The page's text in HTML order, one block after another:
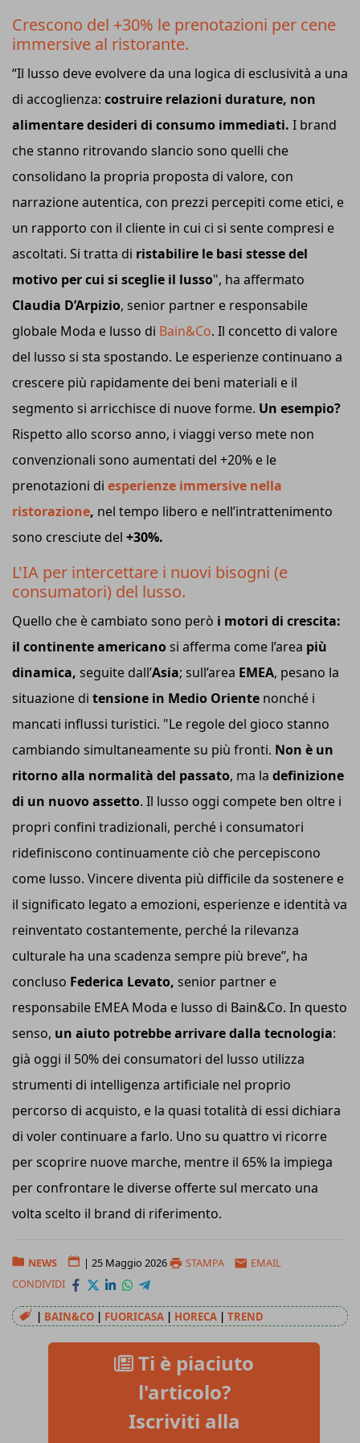
Crescono del +30% le prenotazioni per cene
immersive al ristorante.
“Il lusso deve evolvere da una logica di esclusività a una
di accoglienza: costruire relazioni durature, non
alimentare desideri di consumo immediati. I brand
che stanno ritrovando slancio sono quelli che
consolidano la propria proposta di valore, con
narrazione autentica, con prezzi percepiti come etici, e
un rapporto con il cliente in cui ci si sente compresi e
ascoltati. Si tratta di ristabilire le basi stesse del
motivo per cui si sceglie il lusso", ha affermato
Claudia D’Arpizio, senior partner e responsabile
globale Moda e lusso di Bain&Co. Il concetto di valore
del lusso si sta spostando. Le esperienze continuano a
crescere più rapidamente dei beni materiali e il
segmento si arricchisce di nuove forme. Un esempio?
Rispetto allo scorso anno, i viaggi verso mete non
convenzionali sono aumentati del +20% e le
prenotazioni di esperienze immersive nella
ristorazione, nel tempo libero e nell’intrattenimento
sono cresciute del +30%.
L'IA per intercettare i nuovi bisogni (e
consumatori) del lusso.
Quello che è cambiato sono però i motori di crescita:
il continente americanosi afferma come l’area più
dinamica, seguite dall’Asia; sull’area EMEA, pesano la
situazione di tensione in Medio Oriente nonché i
mancati influssi turistici. "Le regole del gioco stanno
cambiando simultaneamente su più fronti. Non è un
ritorno alla normalità del passato, ma la definizione
di un nuovo assetto. Il lusso oggi compete ben oltre i
propri confini tradizionali, perché i consumatori
ridefiniscono continuamente ciò che percepiscono
come lusso. Vincere diventa più difficile da sostenere e
il significato legato a emozioni, esperienze e identità va
reinventato costantemente, perché la rilevanza
culturale ha una scadenza sempre più breve”, ha
concluso Federica Levato, senior partner e
responsabile EMEA Moda e lusso di Bain&Co. In questo
senso, un aiuto potrebbe arrivare dalla tecnologia:
già oggi il 50% dei consumatori del lusso utilizza
strumenti di intelligenza artificiale nel proprio
percorso di acquisto, e la quasi totalità di essi dichiara
di voler continuare a farlo. Uno su quattro vi ricorre
per scoprire nuove marche, mentre il 65% la impiega
per confrontare le diverse offerte sul mercato una
volta scelto il brand di riferimento.
NEWS | 25 Maggio 2026 STAMPA
EMAIL
CONDIVIDI
| BAIN&CO | FUORICASA | HORECA | TREND
Ti è piaciuto
l'articolo?
Iscriviti alla